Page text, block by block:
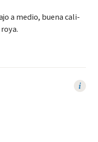
a medio, bue­na cal­i­